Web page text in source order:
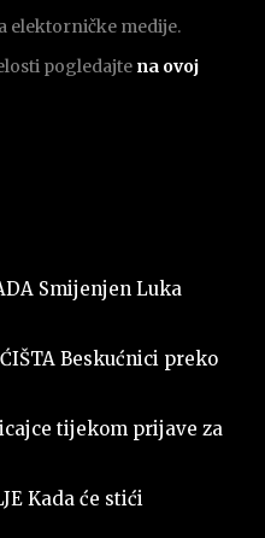
elektorničke medije.
pogledajte na ovoj
Smijenjen Luka
Beskućnici preko
tijekom prijave za
Kada će stići